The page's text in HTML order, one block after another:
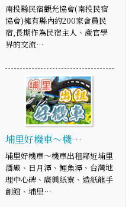
南投縣民宿觀光協會(南投民宿
協會)擁有縣內約200家會員民
宿,長期作為民宿主人、產官學
界的交流…
埔里好機車～機…
埔里好機車～機車出租鄰近埔里
酒廠、日月潭、鯉魚潭、台灣地
理中心碑、廣興紙寮、造紙龍手
創館、埔里…